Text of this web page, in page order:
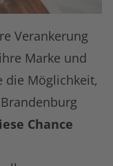
Verankerung
Marke und
die Möglichkeit,
Chance